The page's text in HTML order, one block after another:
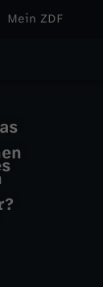
Mein ZDF